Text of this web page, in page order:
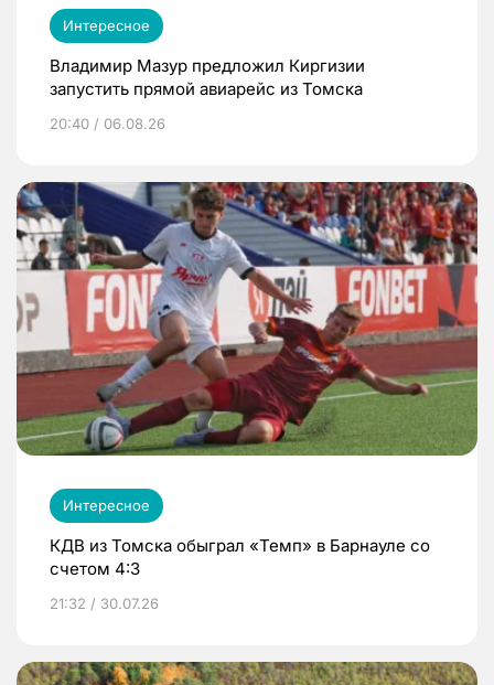
Интересное
Владимир Мазур предложил Киргизии
запустить прямой авиарейс из Томска
20:40 / 06.08.26
Интересное
КДВ из Томска обыграл «Темп» в Барнауле со
счетом 4:3
21:32 / 30.07.26